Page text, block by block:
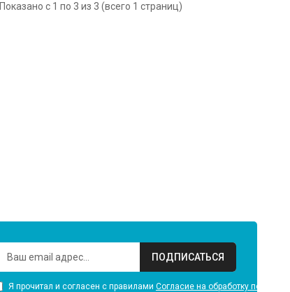
Показано с 1 по 3 из 3 (всего 1 страниц)
ПОДПИСАТЬСЯ
Я прочитал и согласен с правилами Согласие на обработку